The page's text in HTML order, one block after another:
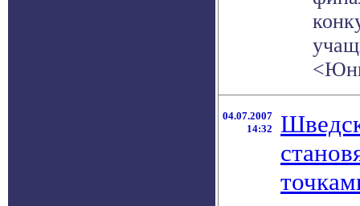
04.07.2007
14:32